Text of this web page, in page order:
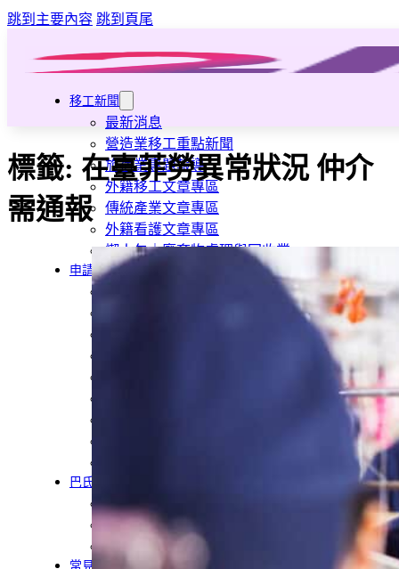
跳到主要內容 跳到頁尾
移工新聞
最新消息
營造業移工重點新聞
旅宿業專題報導
外籍移工文章專區
傳統產業文章專區
外籍看護文章專區
懶人包｜廢棄物處理與回收業
申請專區
巴氏量表
「3分鐘」巴氏量表評估
巴氏量表是什麼?
多元免評
常見問題
標籤: 在臺菲勞異常狀況 仲介
需通報